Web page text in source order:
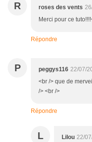
R roses des vents
Merci pour ce
Répondre
P peggys116 22/07/
<br /> que de
/> <br />
Répondre
L Lilou 22/